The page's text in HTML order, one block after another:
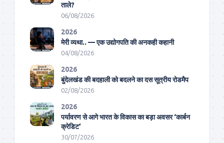
ताले?
06/08/2026
2026
मेरी व्यथा.. — एक उद्योगपति की अनकही कहानी
04/08/2026
2026
बुंदेलखंड की बदहाली को बदलने का दस सूत्रीय रोडमैप
02/08/2026
2026
पर्यावरण से आगे भारत के विकास का बड़ा अवसर ‘कार्बन
क्रेडिट’
30/07/2026